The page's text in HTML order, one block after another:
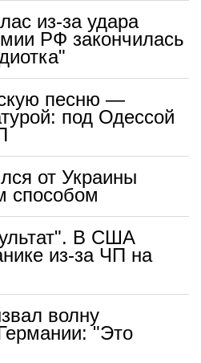
из-за удара
РФ закончилась
песню —
под Одессой
от Украины
способом
В США
из-за ЧП на
волну
"Это